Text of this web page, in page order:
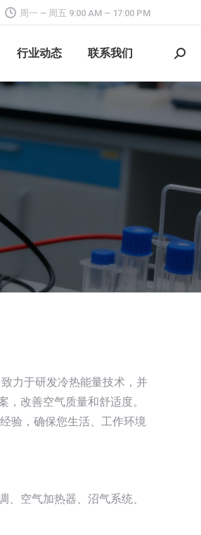
周一 – 周五 9:00 AM – 17:00 PM
行业动态 联系我们
搜
力于研发冷热能量技术，并
改善空气质量和舒适度。
验，确保您生活、工作环境
空气加热器、沼气系统、